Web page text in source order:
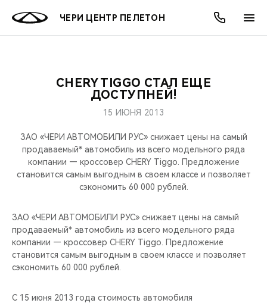
ЧЕРИ ЦЕНТР ПЕЛЕТОН
МОДЕЛИ
КРОССОВЕРЫ
НОВИНКИ
ПОКУПАТЕЛЯМ
КРЕДИТ И СТРАХОВАНИЕ
ВЛАДЕЛЬЦАМ
ЗАПЧАСТИ И АКСЕССУАРЫ
ПОДДЕРЖКА
МИР CHERY
О БРЕНДЕ
CHERY В СОЦСЕТЯХ
CHERY REMOTE
CHERY И СПОРТ
АКЦИИ
ОНЛАЙН СЕРВИСЫ
КРЕДИТ
О КОМПАНИИ
МЫ В СОЦСЕТЯХ
CHERY TIGGO СТАЛ ЕЩЕ
ДОСТУПНЕЙ!
15 ИЮНЯ 2013
ЗАО «ЧЕРИ АВТОМОБИЛИ РУС» снижает цены на самый
продаваемый* автомобиль из всего модельного ряда
компании — кроссовер CHERY Tiggo. Предложение
становится самым выгодным в своем классе и позволяет
сэкономить 60 000 рублей.
ЗАО «ЧЕРИ АВТОМОБИЛИ РУС» снижает цены на самый
продаваемый* автомобиль из всего модельного ряда
компании — кроссовер CHERY Tiggo. Предложение
становится самым выгодным в своем классе и позволяет
сэкономить 60 000 рублей.
С 15 июня 2013 года стоимость автомобиля